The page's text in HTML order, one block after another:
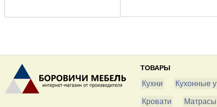
ТОВАРЫ
Кухни Кухонные
Кровати Матрасы